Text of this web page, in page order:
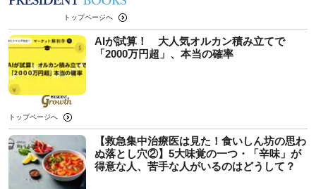
トップページへ
AIが試算！ 大人気オルカン積み立てで
「2000万円超」、本当の確率
トップページへ
【救急集中治療医は見た！食いしん坊の思わ
ぬ落とし穴②】5大味覚の一つ・「辛味」が
得意な人、苦手な人がいるのはどうして？